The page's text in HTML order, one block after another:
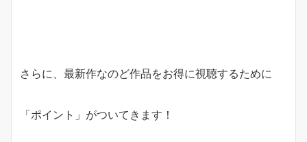
さらに、最新作なのど作品をお得に視聴するために
「ポイント」がついてきます！